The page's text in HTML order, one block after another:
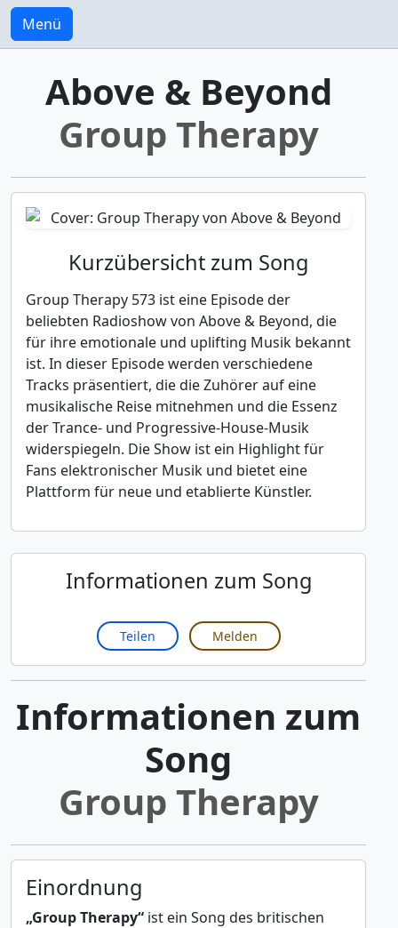
Menü
Above & Beyond
Group Therapy
Kurzübersicht zum Song
Group Therapy 573 ist eine Episode der
beliebten Radioshow von Above & Beyond, die
für ihre emotionale und uplifting Musik bekannt
ist. In dieser Episode werden verschiedene
Tracks präsentiert, die die Zuhörer auf eine
musikalische Reise mitnehmen und die Essenz
der Trance- und Progressive-House-Musik
widerspiegeln. Die Show ist ein Highlight für
Fans elektronischer Musik und bietet eine
Plattform für neue und etablierte Künstler.
Informationen zum Song
Teilen Melden
Informationen zum
Song
Group Therapy
Einordnung
„Group Therapy“ ist ein Song des britischen